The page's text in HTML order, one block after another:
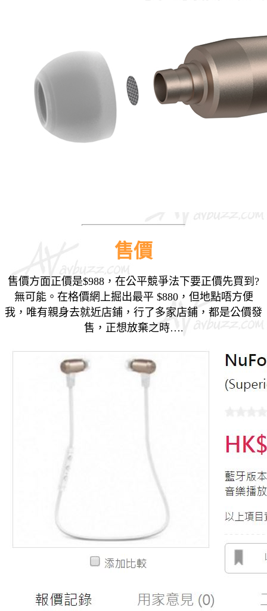
售價
售價方面正價是$988，在公平競爭法下要正價先買到?
無可能。 在格價網上掘出最平 $880，但地點唔方便
我， 唯有親身去就近店鋪，行了多家店鋪，都是公價發
售，正想放棄之時….